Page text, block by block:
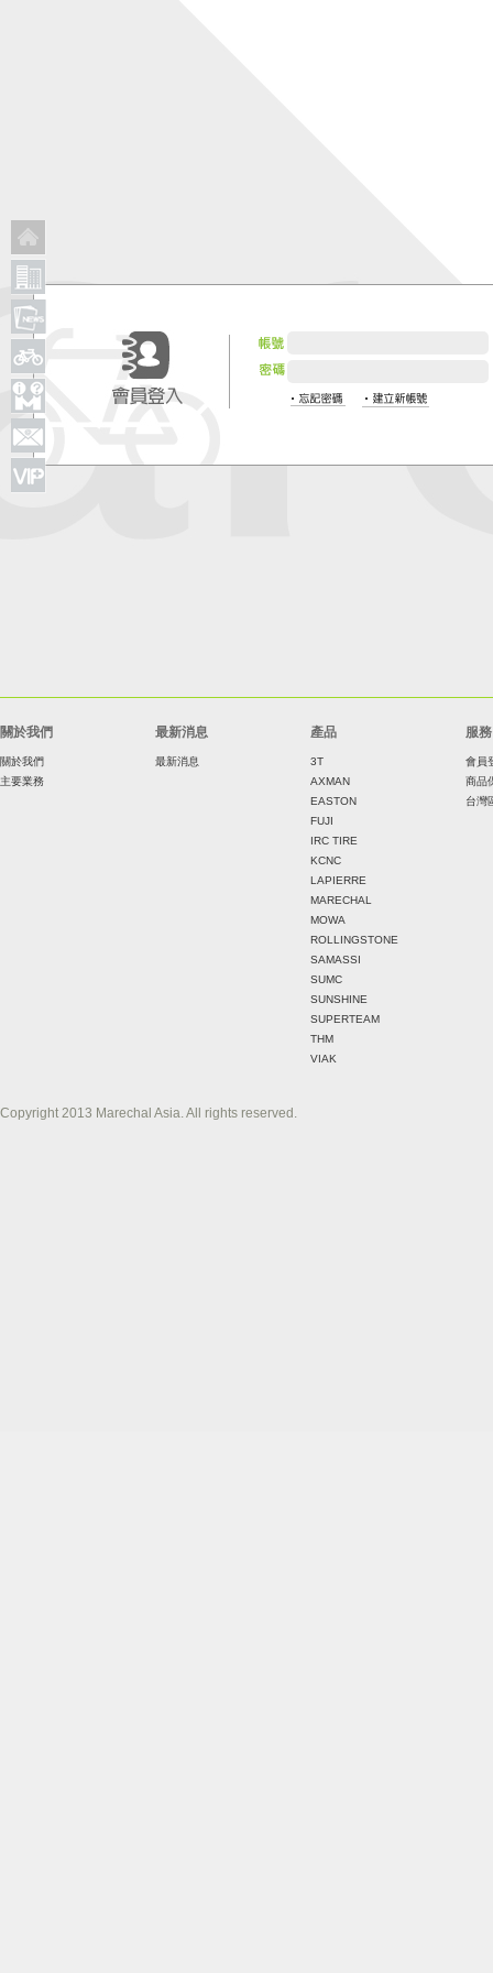
關於我們
關於我們
主要業務
最新消息
最新消息
產品
3T
AXMAN
EASTON
FUJI
IRC TIRE
KCNC
LAPIERRE
MARECHAL
MOWA
ROLLINGSTONE
SAMASSI
SUMC
SUNSHINE
SUPERTEAM
THM
VIAK
服務
會員
商品
台灣
Copyright 2013 Marechal Asia. All rights reserved.